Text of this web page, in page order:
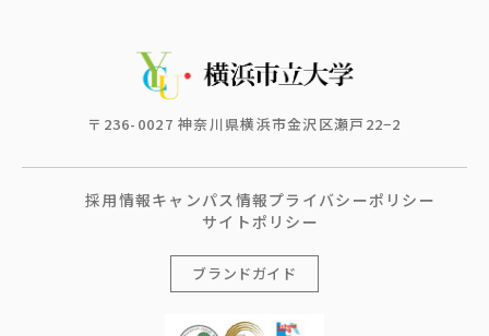
〒236-0027 神奈川県横浜市金沢区瀬戸22−2
採用情報キャンパス情報プライバシーポリシー
サイトポリシー
ブランドガイド